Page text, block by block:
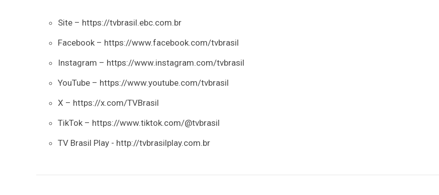
Site – https://tvbrasil.ebc.com.br
Facebook – https://www.facebook.com/tvbrasil
Instagram – https://www.instagram.com/tvbrasil
YouTube – https://www.youtube.com/tvbrasil
X – https://x.com/TVBrasil
TikTok – https://www.tiktok.com/@tvbrasil
TV Brasil Play - http://tvbrasilplay.com.br